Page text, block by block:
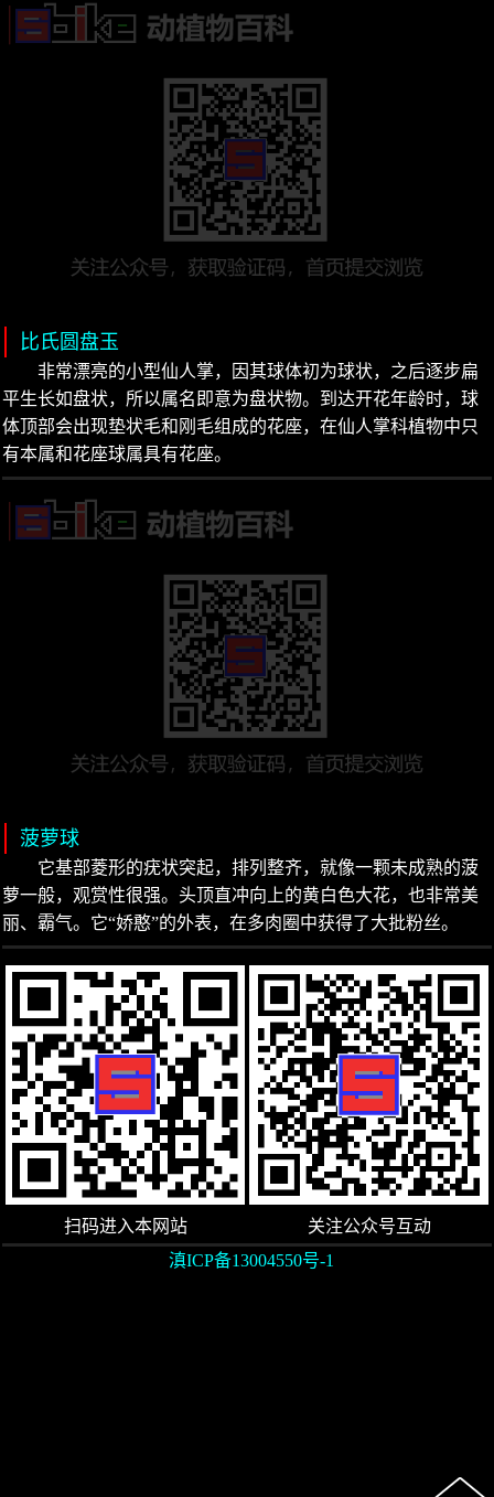
比氏圆盘玉
非常漂亮的小型仙人掌，因其球体初为球状，之后逐步扁
平生长如盘状，所以属名即意为盘状物。到达开花年龄时，球
体顶部会出现垫状毛和刚毛组成的花座，在仙人掌科植物中只
有本属和花座球属具有花座。
菠萝球
它基部菱形的疣状突起，排列整齐，就像一颗未成熟的菠
萝一般，观赏性很强。头顶直冲向上的黄白色大花，也非常美
丽、霸气。它“娇憨”的外表，在多肉圈中获得了大批粉丝。
扫码进入本网站
关注公众号互动
滇ICP备13004550号-1